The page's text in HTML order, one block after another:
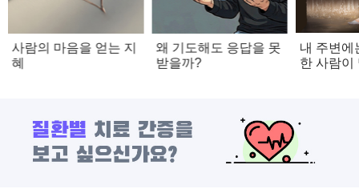
사람의 마음을 얻는 지
혜
왜 기도해도 응답을 못
받을까?
내 주변에
한 사람이